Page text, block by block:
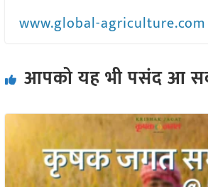
www.global-agriculture.com
आपको यह भी पसंद आ